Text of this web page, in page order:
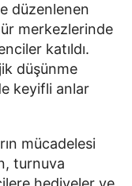
düzenlenen
merkezlerinde
katıldı.
düşünme
keyifli anlar
mücadelesi
turnuva